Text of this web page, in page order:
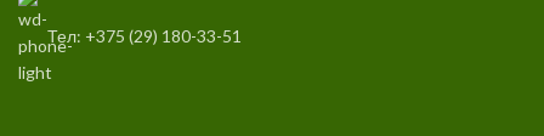
Тел: +375 (29) 180-33-51